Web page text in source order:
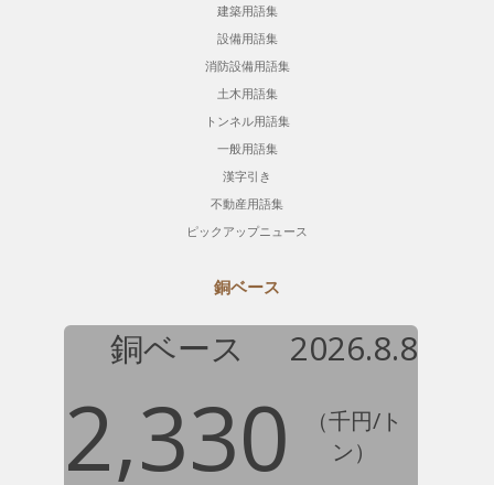
建築用語集
設備用語集
消防設備用語集
土木用語集
トンネル用語集
一般用語集
漢字引き
不動産用語集
ピックアップニュース
銅ベース
銅ベース 2026.8.8
2,330
（千円/ト
ン）